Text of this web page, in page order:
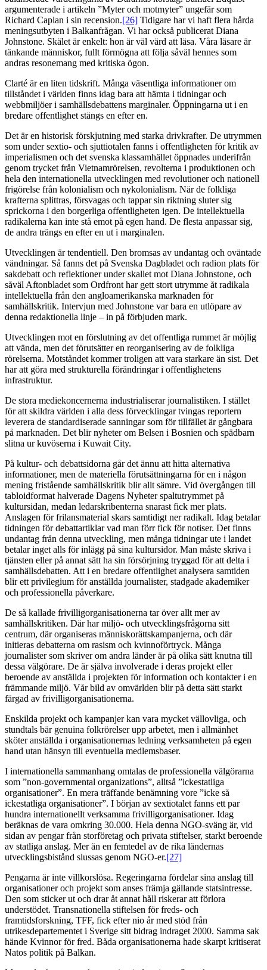
argumenterade i artikeln ”Myter och motmyter” ungefär som
Richard Caplan i sin recension.[26] Tidigare har vi haft flera hårda
meningsutbyten i Balkanfrågan. Vi har också publicerat Diana
Johnstone. Skälet är enkelt: hon är väl värd att läsa. Våra läsare är
tänkande människor, fullt förmögna att följa såväl hennes som
andras resonemang med kritiska ögon.
Clarté är en liten tidskrift. Många väsentliga informationer om
tillståndet i världen finns idag bara att hämta i tidningar och
webbmiljöer i samhällsdebattens marginaler. Öppningarna ut i en
bredare offentlighet stängs en efter en.
Det är en historisk förskjutning med starka drivkrafter. De utrymmen
som under sextio- och sjuttiotalen fanns i offentligheten för kritik av
imperialismen och det svenska klassamhället öppnades underifrån
genom trycket från Vietnamrörelsen, revolterna i produktionen och
hela den internationella utvecklingen med revolutioner och nationell
frigörelse från kolonialism och nykolonialism. När de folkliga
krafterna splittras, försvagas och tappar sin riktning sluter sig
sprickorna i den borgerliga offentligheten igen. De intellektuella
radikalerna kan inte stå emot på egen hand. De flesta anpassar sig,
de andra trängs en efter en ut i marginalen.
Utvecklingen är tendentiell. Den bromsas av undantag och oväntade
vändningar. Så fanns det på Svenska Dagbladet och radion plats för
sakdebatt och reflektioner under skallet mot Diana Johnstone, och
såväl Aftonbladet som Ordfront har gett stort utrymme åt radikala
intellektuella från den angloamerikanska marknaden för
samhällskritik. Intervjun med Johnstone var bara en utlöpare av
denna redaktionella linje – in på förbjuden mark.
Utvecklingen mot en förslutning av det offentliga rummet är möjlig
att vända, men det förutsätter en reorganisering av de folkliga
rörelserna. Motståndet kommer troligen att vara starkare än sist. Det
har att göra med strukturella förändringar i offentlighetens
infrastruktur.
De stora mediekoncernerna industrialiserar journalistiken. I stället
för att skildra världen i alla dess förvecklingar tvingas reportern
leverera de standardiserade sanningar som för tillfället är gångbara
på marknaden. Det blir nyheter om Belsen i Bosnien och spädbarn
slitna ur kuvöserna i Kuwait City.
På kultur- och debattsidorna går det ännu att hitta alternativa
informationer, men de materiella förutsättningarna för en i någon
mening fristående samhällskritik blir allt sämre. Vid övergången till
tabloidformat halverade Dagens Nyheter spaltutrymmet på
kultursidan, medan ledarskribenterna snarast fick mer plats.
Anslagen för frilansmaterial skars samtidigt ner radikalt. Idag betalar
tidningen för debattartiklar vad man förr fick för notiser. Det finns
undantag från denna utveckling, men många tidningar ute i landet
betalar inget alls för inlägg på sina kultursidor. Man måste skriva i
tjänsten eller på annat sätt ha sin försörjning tryggad för att delta i
samhällsdebatten. Att i en bredare offentlighet analysera samtiden
blir ett privilegium för anställda journalister, stadgade akademiker
och professionella påverkare.
De så kallade frivilligorganisationerna tar över allt mer av
samhällskritiken. Där har miljö- och utvecklingsfrågorna sitt
centrum, där organiseras människorättskampanjerna, och där
initieras debatterna om rasism och kvinnoförtryck. Många
journalister som skriver om andra länder är på olika sätt knutna till
dessa välgörare. De är själva involverade i deras projekt eller
beroende av anställda i projekten för information och kontakter i en
främmande miljö. Vår bild av omvärlden blir på detta sätt starkt
färgad av frivilligorganisationerna.
Enskilda projekt och kampanjer kan vara mycket vällovliga, och
stundtals bär genuina folkrörelser upp arbetet, men i allmänhet
sköter anställda i organisationernas ledning verksamheten på egen
hand utan hänsyn till eventuella medlemsbaser.
I internationella sammanhang omtalas de professionella välgörarna
som ”non-governmental organizations”, alltså ”ickestatliga
organisationer”. En mera träffande benämning vore ”icke så
ickestatliga organisationer”. I början av sextiotalet fanns ett par
hundra internationellt verksamma frivilligorganisationer. Idag
beräknas de vara omkring 30.000. Hela denna NGO-sväng är, vid
sidan av pengar från storföretag och privata stiftelser, starkt beroende
av statliga anslag. Mer än en femtedel av de rika ländernas
utvecklingsbistånd slussas genom NGO-er.[27]
Pengarna är inte villkorslösa. Regeringarna fördelar sina anslag till
organisationer och projekt som anses främja gällande statsintresse.
Den som sticker ut och drar åt annat håll riskerar att förlora
understödet. Transnationella stiftelsen för freds- och
framtidsforskning, TFF, fick efter nio år med stöd från
utrikesdepartementet i Sverige sitt bidrag indraget 2000. Samma sak
hände Kvinnor för fred. Båda organisationerna hade skarpt kritiserat
Natos politik på Balkan.